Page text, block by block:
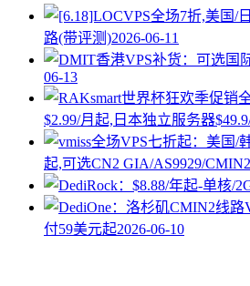
路(带评测)2026-06-11
06-13
$2.99/月起,日本独立服务器
起,可选CN2 GIA/AS9929/
付59美元起2026-06-10